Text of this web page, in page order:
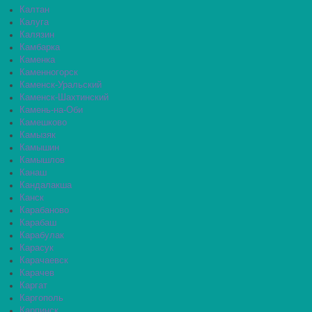
Калтан
Калуга
Калязин
Камбарка
Каменка
Каменногорск
Каменск-Уральский
Каменск-Шахтинский
Камень-на-Оби
Камешково
Камызяк
Камышин
Камышлов
Канаш
Кандалакша
Канск
Карабаново
Карабаш
Карабулак
Карасук
Карачаевск
Карачев
Каргат
Каргополь